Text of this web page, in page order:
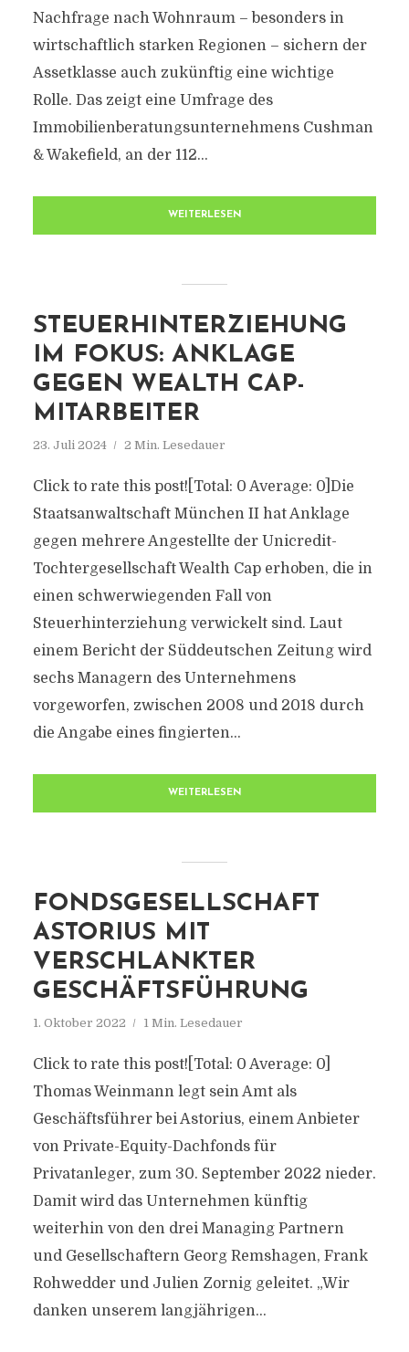
Nachfrage nach Wohnraum – besonders in
wirtschaftlich starken Regionen – sichern der
Assetklasse auch zukünftig eine wichtige
Rolle. Das zeigt eine Umfrage des
Immobilienberatungsunternehmens Cushman
& Wakefield, an der 112...
WEITERLESEN
STEUERHINTERZIEHUNG
IM FOKUS: ANKLAGE
GEGEN WEALTH CAP-
MITARBEITER
23. Juli 2024 2 Min. Lesedauer
Click to rate this post![Total: 0 Average: 0]Die
Staatsanwaltschaft München II hat Anklage
gegen mehrere Angestellte der Unicredit-
Tochtergesellschaft Wealth Cap erhoben, die in
einen schwerwiegenden Fall von
Steuerhinterziehung verwickelt sind. Laut
einem Bericht der Süddeutschen Zeitung wird
sechs Managern des Unternehmens
vorgeworfen, zwischen 2008 und 2018 durch
die Angabe eines fingierten...
WEITERLESEN
FONDSGESELLSCHAFT
ASTORIUS MIT
VERSCHLANKTER
GESCHÄFTSFÜHRUNG
1. Oktober 2022 1 Min. Lesedauer
Click to rate this post![Total: 0 Average: 0]
Thomas Weinmann legt sein Amt als
Geschäftsführer bei Astorius, einem Anbieter
von Private-Equity-Dachfonds für
Privatanleger, zum 30. September 2022 nieder.
Damit wird das Unternehmen künftig
weiterhin von den drei Managing Partnern
und Gesellschaftern Georg Remshagen, Frank
Rohwedder und Julien Zornig geleitet. „Wir
danken unserem langjährigen...